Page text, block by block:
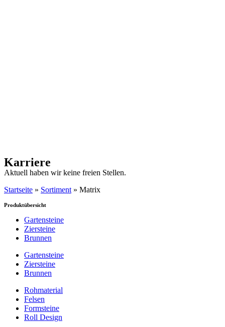
Karriere
Aktuell haben wir keine freien Stellen.
Startseite » Sortiment » Matrix
Produktübersicht
Gartensteine
Ziersteine
Brunnen
Gartensteine
Ziersteine
Brunnen
Rohmaterial
Felsen
Formsteine
Roll Design